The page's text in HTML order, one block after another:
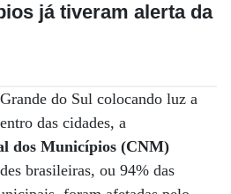
já tiveram alerta da
do Sul colocando luz a
das cidades, a
dos Municípios (CNM)
brasileiras, ou 94% das